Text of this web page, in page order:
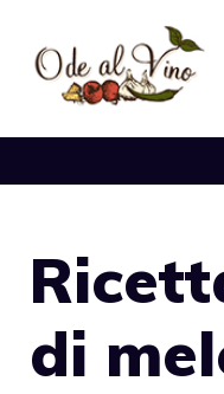
contenuto
di